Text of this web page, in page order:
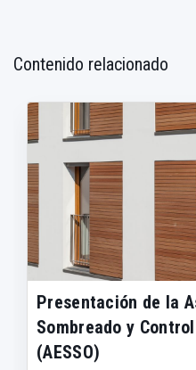
Contenido relacionado
Presentación de la
Sombreado y
(AESSO)